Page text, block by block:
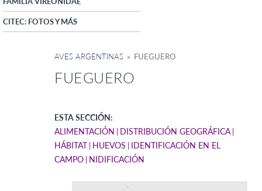
CITEC: FOTOS Y MÁS
AVES ARGENTINAS » FUEGUERO
FUEGUERO
ESTA SECCIÓN:
ALIMENTACIÓN
DISTRIBUCIÓN GEOGRÁFICA
HÁBITAT HUEVOS
IDENTIFICACIÓN EN EL
CAMPO NIDIFICACIÓN